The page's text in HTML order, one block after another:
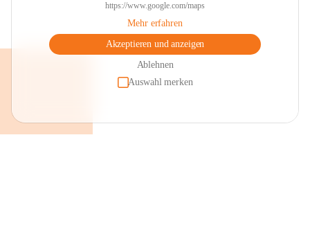
https://www.google.com/maps
Mehr erfahren
Akzeptieren und anzeigen
Ablehnen
Auswahl merken